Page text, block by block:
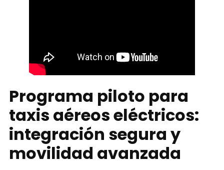
Programa piloto para
taxis aéreos eléctricos:
integración segura y
movilidad avanzada